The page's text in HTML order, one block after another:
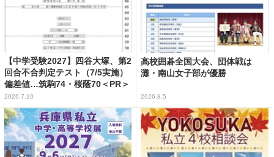
【中学受験2027】四谷大塚、第2
回合不合判定テスト（7/5実施）
偏差値…筑駒74・桜蔭70＜PR＞
2026.7.10
高校囲碁全国大会、団体戦は
灘・南山女子部が優勝
2026.8.5